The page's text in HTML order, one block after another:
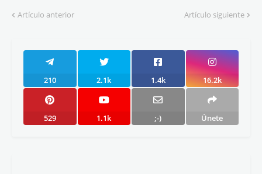
Artículo anterior Artículo siguiente
210 2.1k 1.4k 16.2k
529 1.1k ;-) Únete